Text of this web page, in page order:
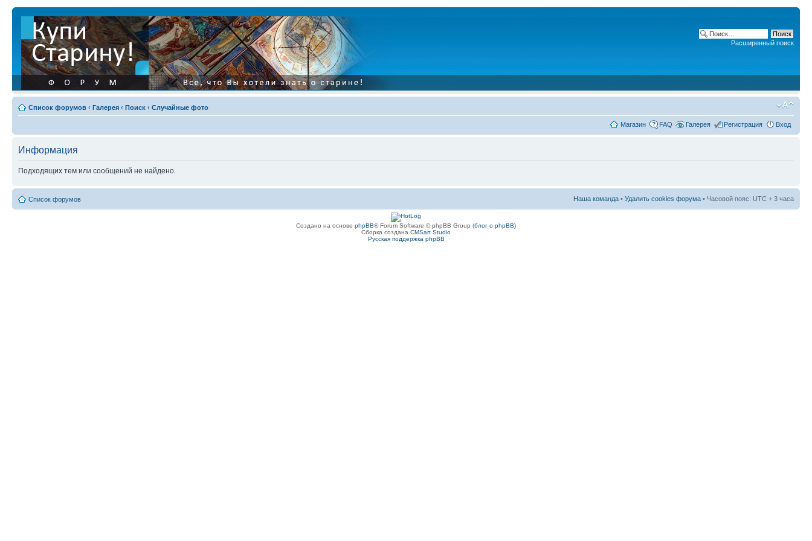
Расширенный поиск
Список форумов ‹ Галерея ‹ Поиск ‹ Случайные фото
Магазин FAQ Галерея Регистрация Вход
Информация
Подходящих тем или сообщений не найдено.
Список форумов Наша команда • Удалить cookies форума • Часовой пояс: UTC + 3 часа
Создано на основе phpBB® Forum Software © phpBB Group (блог о phpBB)
Сборка создана CMSart Studio
Русская поддержка phpBB